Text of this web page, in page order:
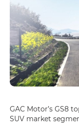
GAC Motor’s GS8
SUV market